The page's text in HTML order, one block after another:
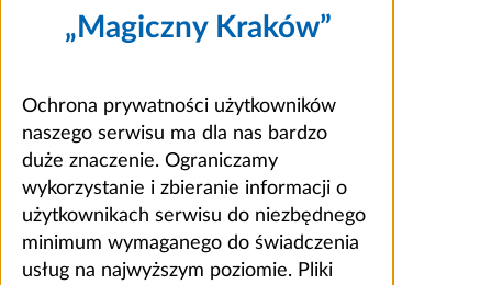
„Magiczny Kraków”
Ochrona prywatności użytkowników
naszego serwisu ma dla nas bardzo
duże znaczenie. Ograniczamy
wykorzystanie i zbieranie informacji o
użytkownikach serwisu do niezbędnego
minimum wymaganego do świadczenia
usług na najwyższym poziomie. Pliki